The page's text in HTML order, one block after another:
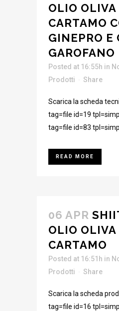
OLIO OLIVA
CARTAMO
GINEPRO E
GAROFANO
Posted at 16:55h in
Prodotti
Share
Scarica la scheda
tag=file id=19
tag=file id=83
READ MORE
06 APR
OLIO OLIVA
CARTAMO
Posted at 16:51h in
Prodotti
Share
Scarica la scheda
tag=file id=16